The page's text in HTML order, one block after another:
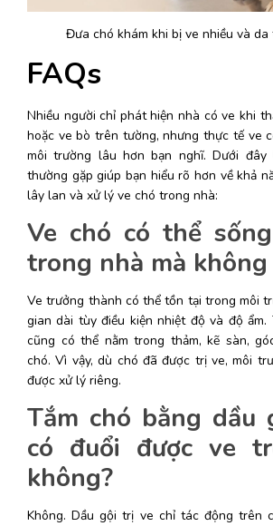
Đưa chó khám khi bị ve nhiều và
FAQs
Nhiều người chỉ phát hiện nhà có ve khi
hoặc ve bò trên tường, nhưng thực tế ve
môi trường lâu hơn bạn nghĩ. Dưới
thường gặp giúp bạn hiểu rõ hơn về khả
lây lan và xử lý ve chó trong nhà:
Ve chó có thể
trong nhà mà không
Ve trưởng thành có thể tồn tại trong môi
gian dài tùy điều kiện nhiệt độ và độ ẩm.
cũng có thể nằm trong thảm, kẽ sàn,
chó. Vì vậy, dù chó đã được trị ve, môi
được xử lý riêng.
Tắm chó bằng dầu
có đuổi được ve
không?
Không. Dầu gội trị ve chỉ tác động trên